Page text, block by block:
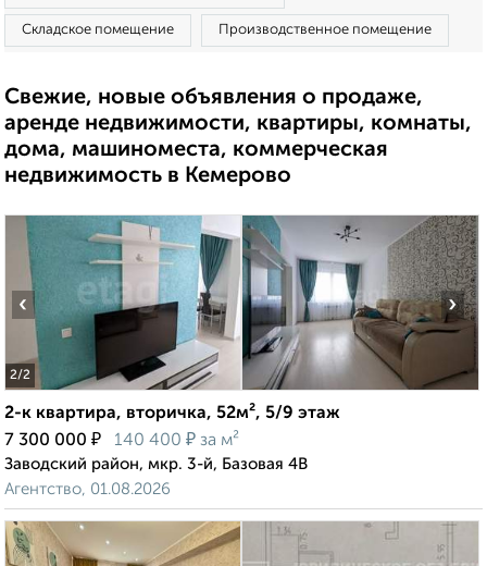
Складское помещение Производственное помещение
Свежие, новые объявления о продаже,
аренде недвижимости, квартиры, комнаты,
дома, машиноместа, коммерческая
недвижимость в Кемерово
2/2
‹ ›
2-к квартира, вторичка, 52м², 5/9 этаж
7 300 000 ₽ 140 400 ₽ за м²
Заводский район, мкр. 3-й, Базовая 4В
Агентство, 01.08.2026